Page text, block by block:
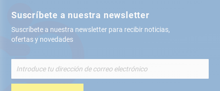
Suscríbete a nuestra newsletter
Suscríbete a nuestra newsletter para recibir noticias,
ofertas y novedades
nuestro